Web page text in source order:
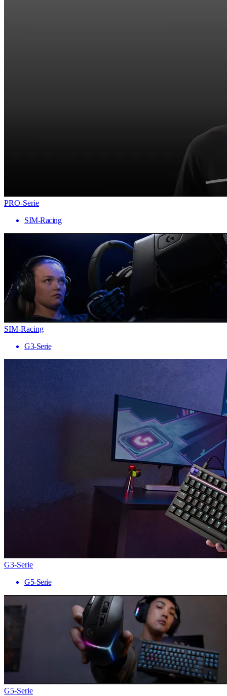
PRO-Serie
SIM-Racing
SIM-Racing
G3-Serie
G3-Serie
G5-Serie
G5-Serie